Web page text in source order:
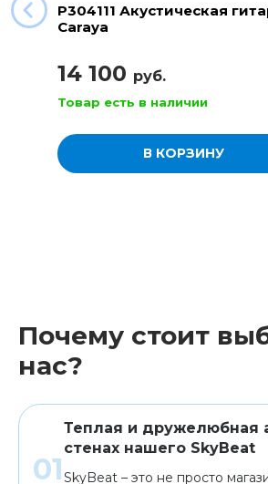
P304111 Акустическая
Caraya
14 100 руб.
Товар есть в наличии
В КОРЗИНУ
Почему стоит
нас?
Теплая и дружелюбная
стенах нашего SkyBeat
SkyBeat – это не просто